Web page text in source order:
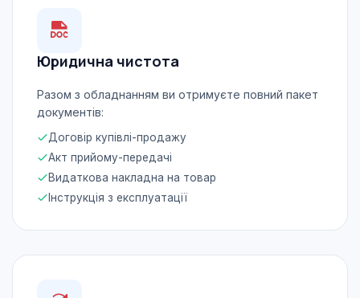
Юридична чистота
Разом з обладнанням ви отримуєте повний пакет
документів:
Договір купівлі-продажу
Акт прийому-передачі
Видаткова накладна на товар
Інструкція з експлуатації